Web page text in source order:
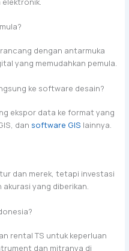
dengan antarmuka
yang memudahkan pemula.
ke software desain?
ekspor data ke format yang
dan software GIS lainnya.
dan merek, tetapi investasi
yang diberikan.
rental TS untuk keperluan
dan mitranya di